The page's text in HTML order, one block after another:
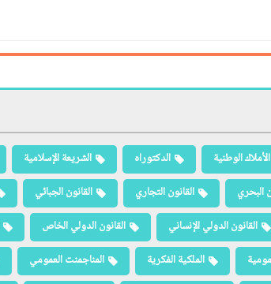
الأملاك الوطنية الدكتوراه الشريعة الإسلامية
البحري القانون التجاري القانون الجبائي
القانون الدولي الإنساني القانون الدولي الخاص
الملكية الفكرية المناجمنت العمومي